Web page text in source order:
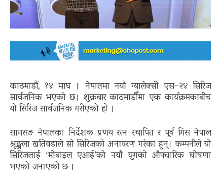
काठमाडौं, १४ माघ । नेपालमा नयाँ ग्यालेक्सी एस–२४ सिरिज
सार्वजनिक भएको छ। शुक्रबार काठमाडौँमा एक कार्यक्रमकाबीच
यो सिरिज सार्वजनिक गरीएको हो ।
सामसङ नेपालका निर्देशक प्रणय रत्न स्थापित र पूर्व मिस नेपाल
श्रृङ्खला खतिवडाले सो सिरिजको अनावरण गरेका हुन्। कम्पनीले यो
सिरिजलाई ‘मोबाइल एआई’को नयाँ युगको औपचारिक घोषणा
भएको जनाएको छ ।